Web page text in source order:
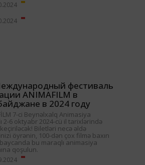
фестиваль
ANIMAFILM в
в 2024 году
7-ci Beynəlxalq Animasiya
2-6 oktyabr 2024-cü il tarixlərində
Biletləri necə əldə
öyrənin, 100-dən çox filmə baxın
bu maraqlı animasiya
qoşulun.